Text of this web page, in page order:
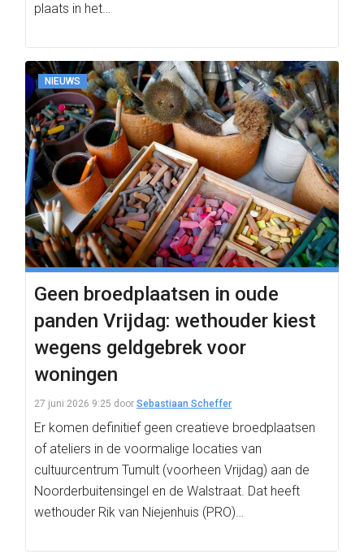
plaats in het…
NIEUWS
Geen broedplaatsen in oude
panden Vrijdag: wethouder kiest
wegens geldgebrek voor
woningen
27 juni 2026 9:25 door Sebastiaan Scheffer
Er komen definitief geen creatieve broedplaatsen
of ateliers in de voormalige locaties van
cultuurcentrum Tumult (voorheen Vrijdag) aan de
Noorderbuitensingel en de Walstraat. Dat heeft
wethouder Rik van Niejenhuis (PRO)…